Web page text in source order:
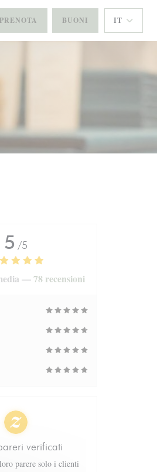
PRENOTA BUONI IT
5 /5
—78 recensioni
verificati
parere solo i clienti